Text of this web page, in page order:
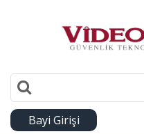
Bayi Girişi